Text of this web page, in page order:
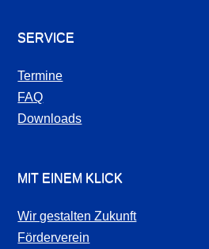
SERVICE
Termine
FAQ
Downloads
MIT EINEM KLICK
Wir gestalten Zukunft
Förderverein